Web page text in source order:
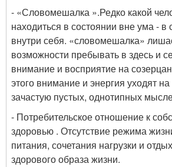
- «Словомешалка ».Редко какой
находиться в состоянии вне ума -
внутри себя. «словомешалка»
возможности пребывать в здесь и
внимание и восприятие на
этого внимание и энергия уходят
зачастую пустых, однотипных
- Потребительское отношение к
здоровью . Отсутствие режима
питания, сочетания нагрузки и
здорового образа жизни.